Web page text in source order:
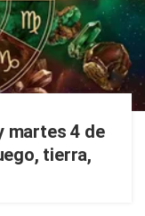
martes 4 de
tierra,